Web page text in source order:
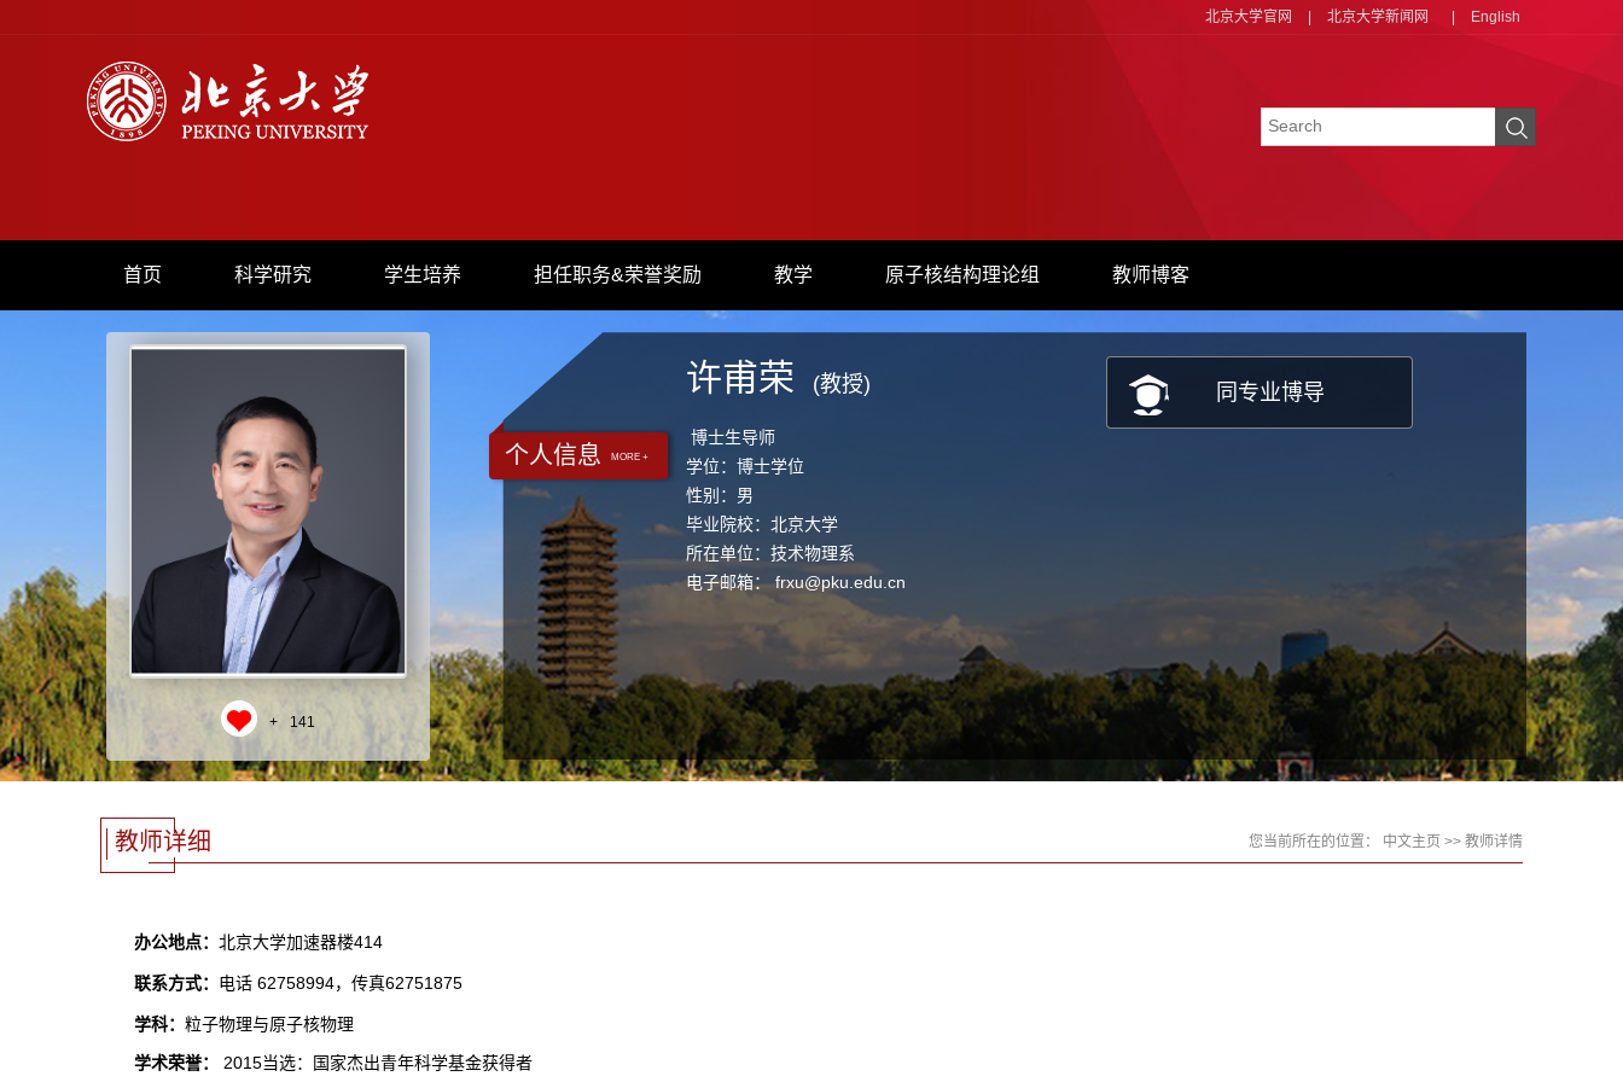
北京大学官网 北京大学新闻网 English
首页 科学研究 学生培养 担任职务&荣誉奖励 教学 原子核结构理论组 教师博客
+ 141
个人信息 MORE +
许甫荣 (教授)
博士生导师
学位：博士学位
性别：男
毕业院校：北京大学
所在单位：技术物理系
电子邮箱： frxu@pku.edu.cn
同专业博导
教师详细 您当前所在的位置： 中文主页 >> 教师详情
办公地点： 北京大学加速器楼414
联系方式： 电话 62758994，传真62751875
学科： 粒子物理与原子核物理
学术荣誉：
2015当选：国家杰出青年科学基金获得者